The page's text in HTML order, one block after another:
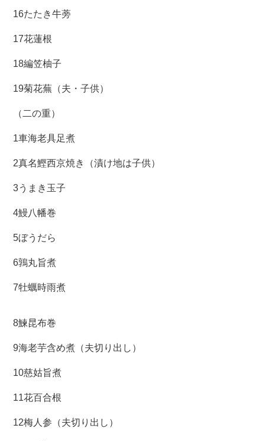
16たたき牛蒡
17花蓮根
18編笠柚子
19菊花蕪（夫・子供）
（二の重）
1車海老具足煮
2真名鰹西京焼き（漬け地は子供）
3うまき玉子
4鰻八幡巻
5ぼうだら
6鶉丸旨煮
7牡蠣時雨煮
8鰊昆布巻
9海老芋含め煮（夫切り出し）
10慈姑旨煮
11花百合根
12梅人参（夫切り出し）